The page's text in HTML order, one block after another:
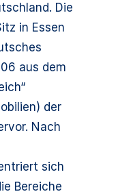
Die
in Essen
aus dem
der
Nach
sich
Bereiche